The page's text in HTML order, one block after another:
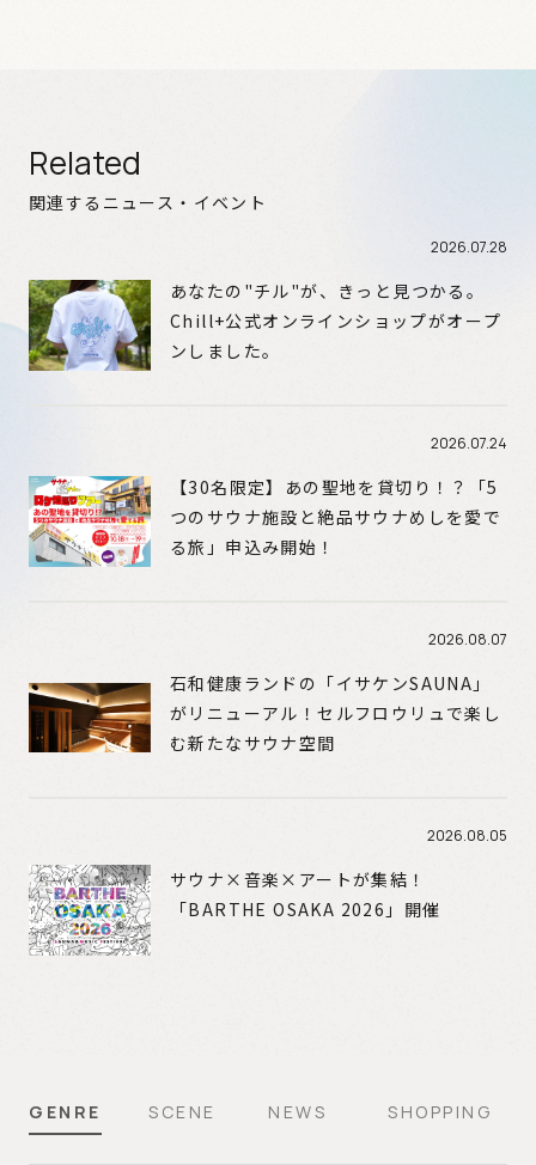
Related
関連するニュース・イベント
2026.07.28
あなたの"チル"が、きっと見つかる。
Chill+公式オンラインショップがオープ
ンしました。
2026.07.24
【30名限定】あの聖地を貸切り！？「5
つのサウナ施設と絶品サウナめしを愛で
る旅」申込み開始！
2026.08.07
石和健康ランドの「イサケンSAUNA」
がリニューアル！セルフロウリュで楽し
む新たなサウナ空間
2026.08.05
サウナ×音楽×アートが集結！
「BARTHE OSAKA 2026」開催
GENRE SCENE NEWS SHOPPING